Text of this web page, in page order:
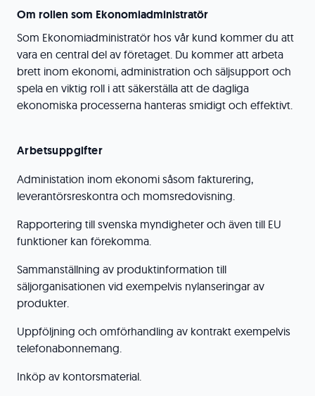
Om rollen som Ekonomiadministratör
Som Ekonomiadministratör hos vår kund kommer du att
vara en central del av företaget. Du kommer att arbeta
brett inom ekonomi, administration och säljsupport och
spela en viktig roll i att säkerställa att de dagliga
ekonomiska processerna hanteras smidigt och effektivt.
Arbetsuppgifter
Administation inom ekonomi såsom fakturering,
leverantörsreskontra och momsredovisning.
Rapportering till svenska myndigheter och även till EU
funktioner kan förekomma.
Sammanställning av produktinformation till
säljorganisationen vid exempelvis nylanseringar av
produkter.
Uppföljning och omförhandling av kontrakt exempelvis
telefonabonnemang.
Inköp av kontorsmaterial.